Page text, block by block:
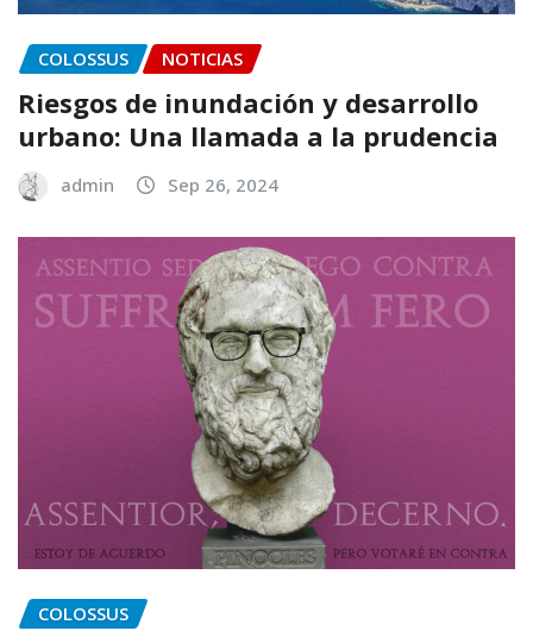
COLOSSUS NOTICIAS
Riesgos de inundación y desarrollo
urbano: Una llamada a la prudencia
admin Sep 26, 2024
COLOSSUS